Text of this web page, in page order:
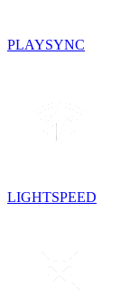
PLAYSYNC
LIGHTSPEED